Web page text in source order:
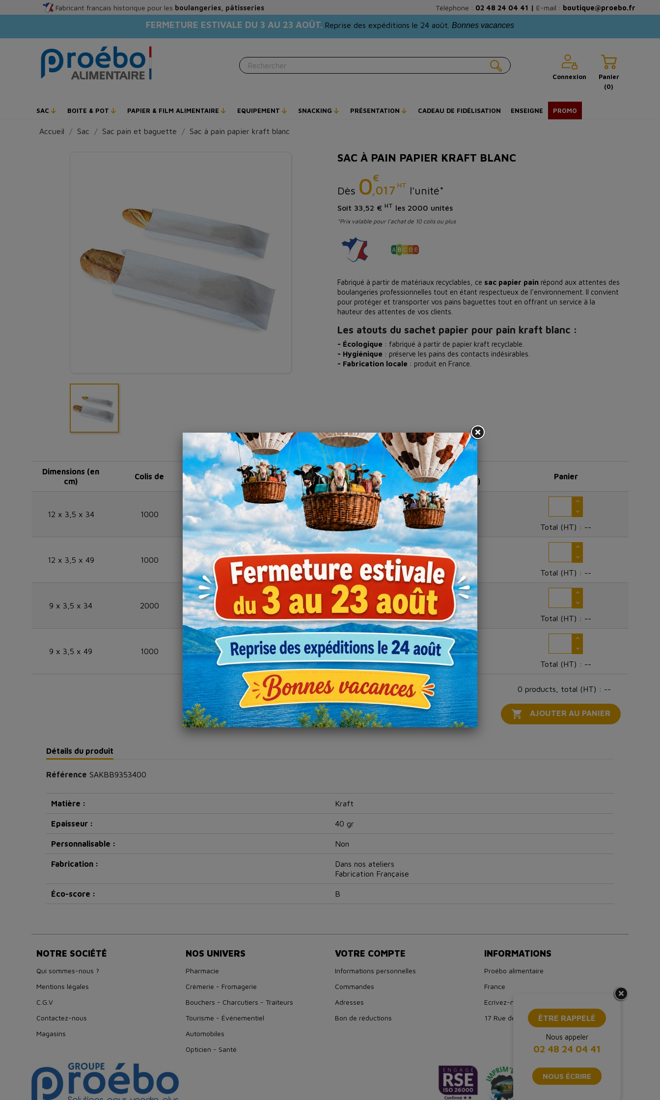
Fabricant français historique pour les boulangeries, pâtisseries Téléphone : 02 48 24 04 41 | E-mail : boutique@proebo.fr
FERMETURE ESTIVALE DU 3 AU 23 AOÛT. Reprise des expéditions le 24 août. Bonnes vacances
Connexion
Panier
(0)
SAC BOITE & POT PAPIER & FILM ALIMENTAIRE EQUIPEMENT SNACKING PRÉSENTATION CADEAU DE FIDÉLISATION ENSEIGNE PROMO
Accueil Sac Sac pain et baguette Sac à pain papier kraft blanc
SAC À PAIN PAPIER KRAFT BLANC
Dès 0€
,017 HT l'unité*
Soit 33,52 € HT les 2000 unités
*Prix valable pour l'achat de 10 colis ou plus
Fabriqué à partir de matériaux recyclables, ce sac papier pain répond aux attentes des
boulangeries professionnelles tout en étant respectueux de l’environnement. Il convient
pour protéger et transporter vos pains baguettes tout en offrant un service à la
hauteur des attentes de vos clients.
Les atouts du sachet papier pour pain kraft blanc :
- Écologique : fabriqué à partir de papier kraft recyclable.
- Hygiénique : préserve les pains des contacts indésirables.
- Fabrication locale : produit en France.
Dimensions (en
cm)
Colis de Référence
1-3
(prix HT)
4-9
(prix HT)
(prix HT)
Panier
12 x 3,5 x 34 1000 SAKBB1235340 21,54 € 21,33 €
20,90 €
Total (HT) : --
12 x 3,5 x 49 1000 SAKBB1235490 26,44 € 26,17 €
25,65 €
Total (HT) : --
9 x 3,5 x 34 2000 SAKBB9353400 34,55 € 34,21 €
33,52 €
Total (HT) : --
9 x 3,5 x 49 1000 SAKBB9354900 24,39 € 24,14 €
23,66 €
Total (HT) : --
0 products, total (HT) : --
 AJOUTER AU PANIER
Détails du produit
Référence SAKBB9353400
Matière : Kraft
Epaisseur : 40 gr
Personnalisable : Non
Fabrication :
Dans nos ateliers
Fabrication Française
Éco-score : B
NOTRE SOCIÉTÉ
Qui sommes-nous ?
Mentions légales
C.G.V
Contactez-nous
Magasins
NOS UNIVERS
Pharmacie
Crèmerie - Fromagerie
Bouchers - Charcutiers - Traiteurs
Tourisme - Événementiel
Automobiles
Opticien - Santé
VOTRE COMPTE
Informations personnelles
Commandes
Adresses
Bon de réductions
INFORMATIONS
Proébo alimentaire
France
Ecrivez-nous : boutique@proebo.fr
17 Rue de Strasbourg, 94150 Rungis
ÊTRE RAPPELÉ
Nous appeler
02 48 24 04 41
NOUS ÉCRIRE